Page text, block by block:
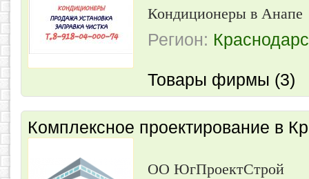
Кондиционеры в Анапе
Регион:
Товары фирмы (3)
Комплексное проектирование в
ОО ЮгПроектСтрой